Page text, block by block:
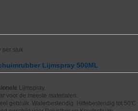
per stuk
Lijmspray 500ML
Lijmspray.
voor de meeste materialen.
gebruik. Waterbestendig. Hittebestendig tot 50'C